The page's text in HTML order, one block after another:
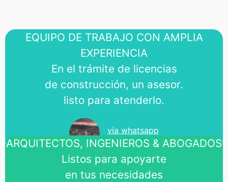
EQUIPO DE TRABAJO CON AMPLIA
EXPERIENCIA
En el trámite de licencias
de construcción, un asesor.
listo para atenderlo.
vía whatsapp
Contáctanos
ARQUITECTOS, INGENIEROS & ABOGADOS
Listos para apoyarte
en tus necesidades